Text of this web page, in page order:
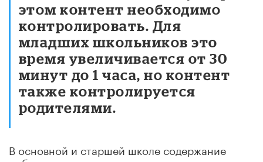
этом контент необходимо
контролировать. Для
младших школьников это
время увеличивается от 30
минут до 1 часа, но контент
также контролируется
родителями.
В основной и старшей школе содержание